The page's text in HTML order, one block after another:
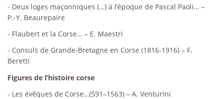
- Deux loges maçonniques (…) à l’époque de Pascal Paoli… –
P.-Y. Beaurepaire
- Flaubert et la Corse… – E. Maestri
- Consuls de Grande-Bretagne en Corse (1816-1916) – F.
Beretti
Figures de l’histoire corse
- Les évêques de Corse…(591–1563) – A. Venturini